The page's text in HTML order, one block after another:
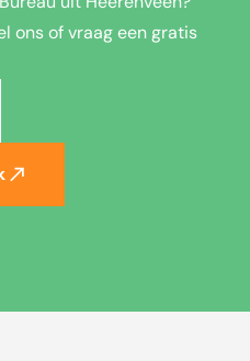
ons of vraag een gratis